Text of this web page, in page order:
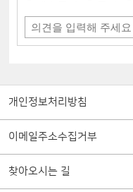
개인정보처리방침
이메일주소수집거부
찾아오시는 길